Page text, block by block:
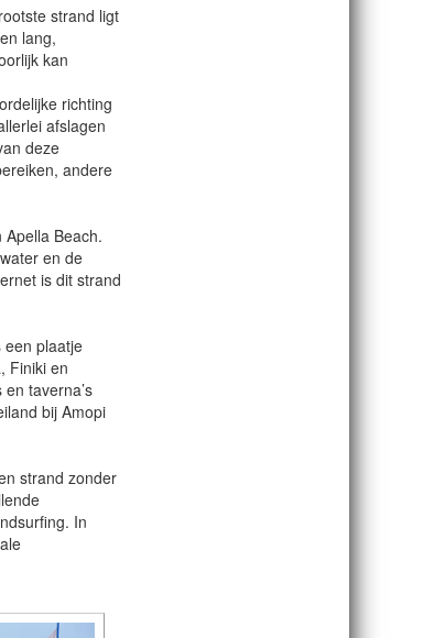
strand ligt
lang,
kan
richting
afslagen
deze
andere
Beach.
en de
is dit strand
een plaatje
Finiki en
taverna’s
bij Amopi
strand zonder
In